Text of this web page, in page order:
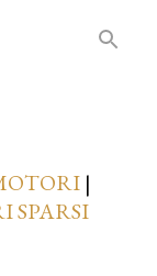
|
SPARSI